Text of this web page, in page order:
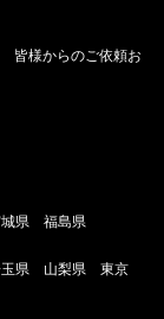
皆様からのご依頼お
県 福島県
県 山梨県 東京